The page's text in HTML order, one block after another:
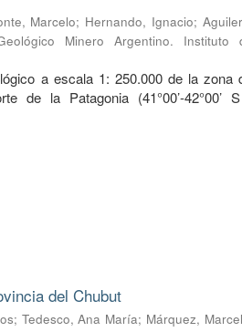
Marcelo; Hernando, Ignacio;
Minero Argentino. Instituto
a escala 1: 250.000 de la zona
de la Patagonia (41°00’-42°00’
del Chubut
; Tedesco, Ana María; Márquez,